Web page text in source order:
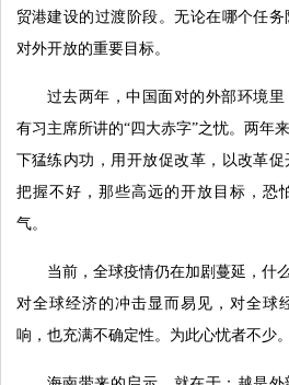
贸港建设的过渡阶段。无论在哪个任
对外开放的重要目标。
过去两年，中国面对的外部环境
有习主席所讲的“四大赤字”之忧。两年
下猛练内功，用开放促改革，以改革
把握不好，那些高远的开放目标，恐
气。
当前，全球疫情仍在加剧蔓延，什
对全球经济的冲击显而易见，对全球
响，也充满不确定性。为此心忧者不少。